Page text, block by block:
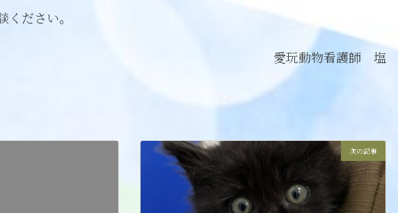
ださい。
愛玩動物看護師 塩
次の記事